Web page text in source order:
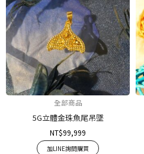
全部商品
5G立體金珠魚尾吊墜
NT$99,999
加LINE詢問購買